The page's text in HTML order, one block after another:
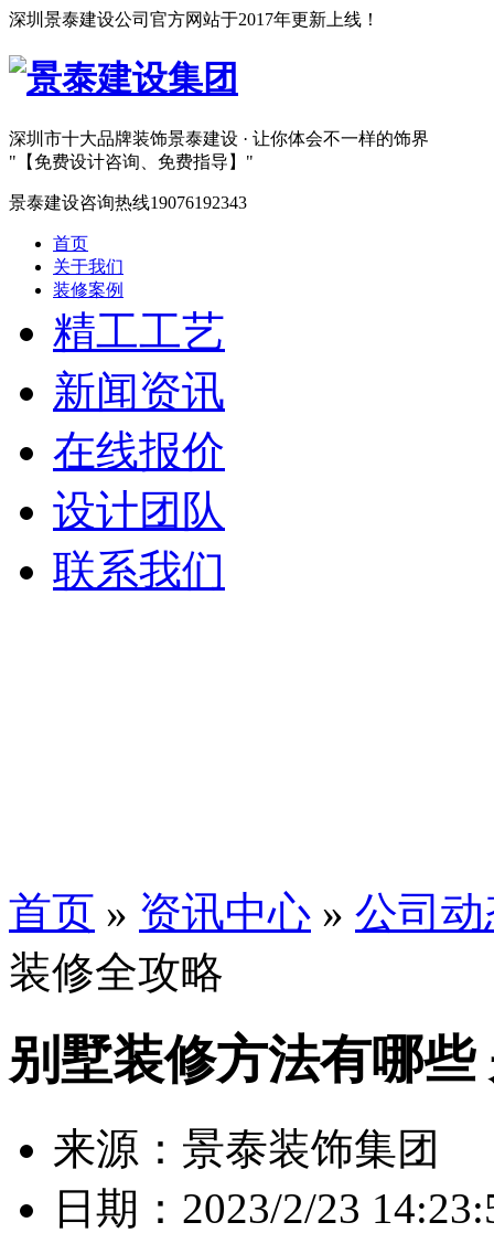
深圳景泰建设公司官方网站于2017年更新上线！
深圳市十大品牌装饰景泰建设 · 让你体会不一样的饰界
【免费设计咨询、免费指导】
景泰建设咨询热线19076192343
首页
关于我们
装修案例
精工工艺
新闻资讯
在线报价
设计团队
联系我们
首页 » 资讯中心 » 公司动
装修全攻略
别墅装修方法有哪
来源：景泰装饰集团
日期：2023/2/23